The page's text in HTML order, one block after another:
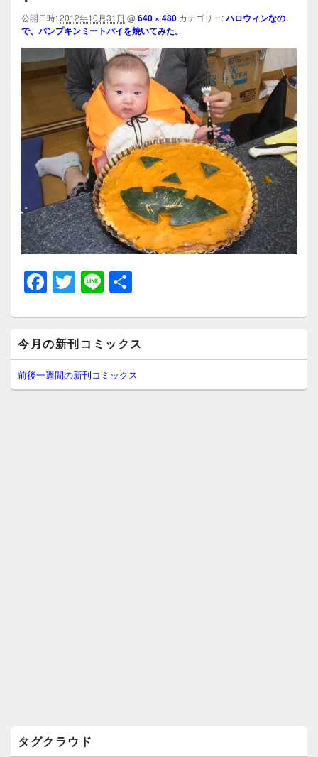
ビ
ー
シ
ョ
ン
公開日時:2012年10月31日 @640 × 480 カテゴリー:ハロウィンなの
で、パンプキンミートパイを焼いてみた。
F
a
c
e
b
o
T
wi
tt
er
Li
n
e
イ
ン
サ
イ
今月の新刊コミックス
前後一週間の新刊コミックス
タグクラウド